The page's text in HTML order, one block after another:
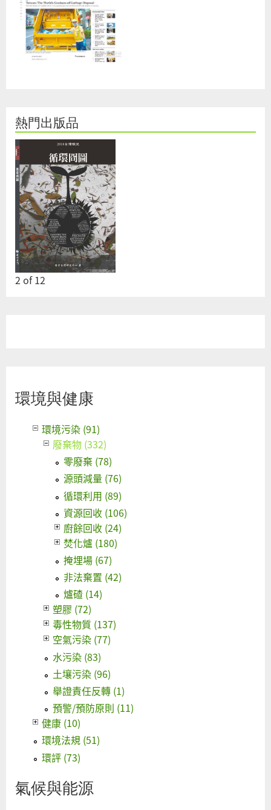
熱門出版品
2 of12
環境與健康
環境污染 (91)
廢棄物 (332)
零廢棄 (78)
源頭減量 (76)
循環利用 (89)
資源回收 (106)
廚餘回收 (24)
焚化爐 (180)
掩埋場 (67)
非法棄置 (42)
爐碴 (14)
塑膠 (72)
毒性物質 (137)
空氣污染 (77)
水污染 (83)
土壤污染 (96)
舉證責任反轉 (1)
預警/預防原則 (11)
健康 (10)
環境法規 (51)
環評 (73)
氣候與能源